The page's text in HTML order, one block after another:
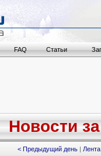
FAQ Статьи
Новости
< Предыдущий день | Лента